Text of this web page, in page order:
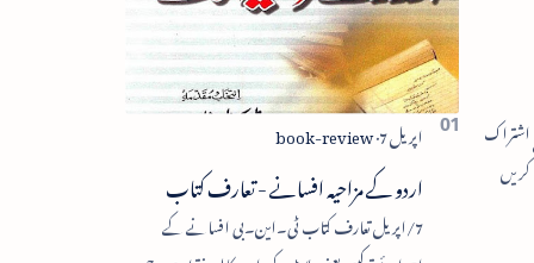
اردو کے مزاحیہ افسانے - تعارف کتاب
7/اپریل تعارف کتاب ٹی۔این۔بی افسانے کے